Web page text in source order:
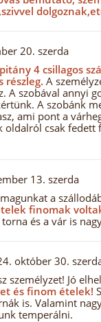
20. szerda
4 csillagos
részleg. A
A szobával annyi
A szobánk
ami pont a
oldalról csak fedett
13. szerda
a
finomak
és a vár is
október 30.
személyzet! Jó
és finom ételek!
is. Valamint
temperálni.